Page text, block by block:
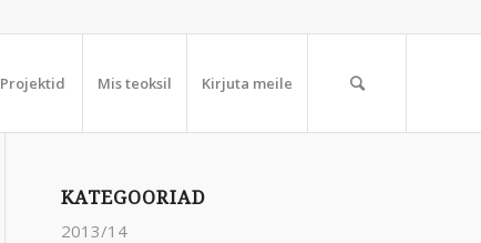
Projektid Mis teoksil Kirjuta meile
KATEGOORIAD
2013/14